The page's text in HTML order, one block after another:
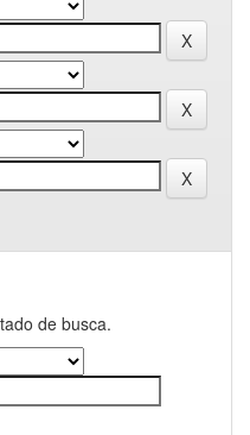
de busca.